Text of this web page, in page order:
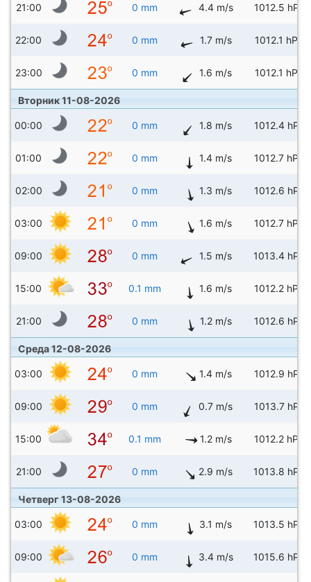
21:00 0 mm 4.4 m/s 1012.5 hPa
22:00 0 mm 1.7 m/s 1012.1 hPa
23:00 0 mm 1.6 m/s 1012.1 hPa
Вторник 11-08-2026
00:00 0 mm 1.8 m/s 1012.4 hPa
01:00 0 mm 1.4 m/s 1012.7 hPa
02:00 0 mm 1.3 m/s 1012.6 hPa
03:00 0 mm 1.6 m/s 1012.7 hPa
09:00 0 mm 1.5 m/s 1013.4 hPa
15:00 0.1 mm 1.6 m/s 1012.2 hPa
21:00 0 mm 1.2 m/s 1012.6 hPa
Среда 12-08-2026
03:00 0 mm 1.4 m/s 1012.9 hPa
09:00 0 mm 0.7 m/s 1013.7 hPa
15:00 0.1 mm 1.2 m/s 1012.2 hPa
21:00 0 mm 2.9 m/s 1013.8 hPa
Четверг 13-08-2026
03:00 0 mm 3.1 m/s 1013.5 hPa
09:00 0 mm 3.4 m/s 1015.6 hPa